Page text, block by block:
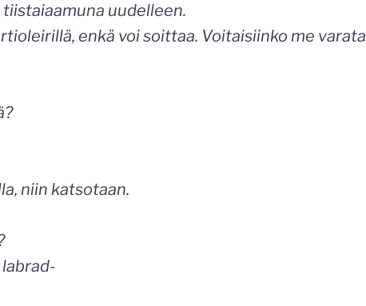
uudelleen.
enkä voi soittaa. Voitaisiinko me varata
niin katsotaan.